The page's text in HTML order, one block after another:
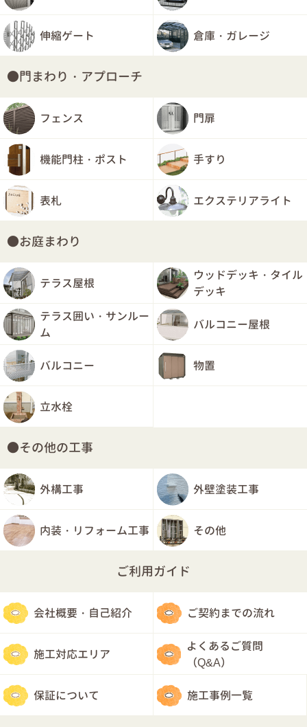
伸縮ゲート 倉庫・ガレージ
門まわり・アプローチ
フェンス 門扉
機能門柱・ポスト 手すり
表札 エクステリアライト
お庭まわり
テラス屋根
ウッドデッキ・タイル
デッキ
テラス囲い・サンルー
ム
バルコニー屋根
バルコニー 物置
立水栓
その他の工事
外構工事 外壁塗装工事
内装・リフォーム工事 その他
ご利用ガイド
会社概要・自己紹介 ご契約までの流れ
施工対応エリア
よくあるご質問
（Q&A）
保証について 施工事例一覧